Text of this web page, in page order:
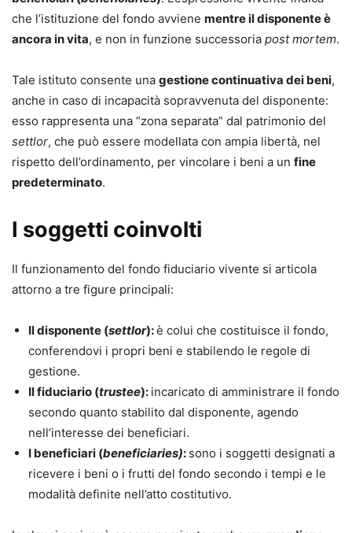
Nicola Tilli,
Avvocato in Milano dal 1996, Cassazionista, Founding
pubblicazioni per primarie case editrici giuridico-
professionali. Ha collaborato negli ultimi venticinque anni
con l’Istituto di diritto civile (cattedra di diritto comparato)
Università Statale di Milano, Libera Università di
Castellanza (LUIC), Università Bocconi di Milano,
Università del Piemonte Orientale e con incarichi di
di Urbino, LUISS di Roma, Università di Parma. Trainer di
Auditors). È consulente e DPO per primarie imprese.
Dottore in giurisprudenza, dal 2011 è full-member di STEP
(Society of Trustee and Estate Pratictioners) e dal 2014
dirige la Divisione Trusts – Pianificazione Patrimoniale e
& Novebaci di Milano.
che l’istituzione del fondo avviene mentre il disponente è
ancora in vita, e non in funzione successoria post mortem.
Tale istituto consente una gestione continuativa dei beni,
anche in caso di incapacità sopravvenuta del disponente:
esso rappresenta una “zona separata” dal patrimonio del
settlor, che può essere modellata con ampia libertà, nel
rispetto dell’ordinamento, per vincolare i beni a un fine
predeterminato.
I soggetti coinvolti
Il funzionamento del fondo fiduciario vivente si articola
attorno a tre figure principali:
Il disponente (settlor):è colui che costituisce il fondo,
conferendovi i propri beni e stabilendo le regole di
gestione.
Il fiduciario (trustee): incaricato di amministrare il fondo
secondo quanto stabilito dal disponente, agendo
nell’interesse dei beneficiari.
I beneficiari (beneficiaries): sono i soggetti designati a
ricevere i beni o i frutti del fondo secondo i tempi e le
modalità definite nell’atto costitutivo.